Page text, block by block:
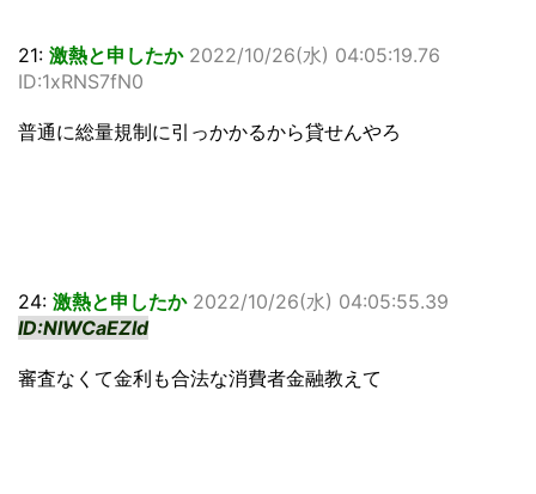
21: 激熱と申したか 2022/10/26(水) 04:05:19.76
ID:1xRNS7fN0
普通に総量規制に引っかかるから貸せんやろ
24: 激熱と申したか 2022/10/26(水) 04:05:55.39
ID:NlWCaEZId
審査なくて金利も合法な消費者金融教えて